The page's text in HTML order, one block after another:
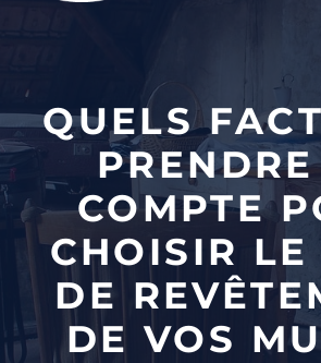
QUELS
COMPTE
CHOISIR LE
DE
DE VOS